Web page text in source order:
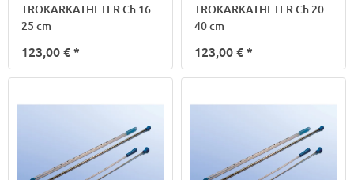
TROKARKATHETER Ch 16
25 cm
123,00 €*
TROKARKATHETER Ch 20
40 cm
123,00 €*